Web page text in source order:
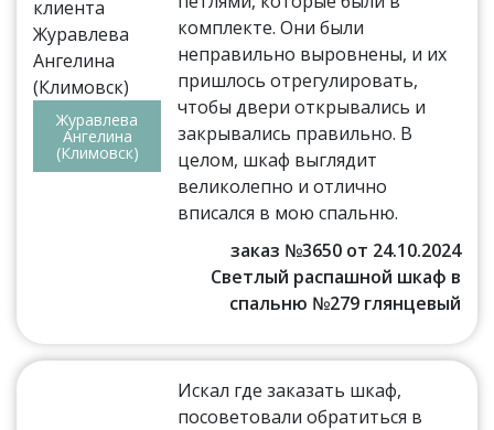
Журавлева
Ангелина
(Климовск)
комплекте. Они были
неправильно выровнены, и их
пришлось отрегулировать,
чтобы двери открывались и
закрывались правильно. В
целом, шкаф выглядит
великолепно и отлично
вписался в мою спальню.
заказ №3650 от 24.10.2024
Светлый распашной шкаф в
спальню №279 глянцевый
Искал где заказать шкаф,
посоветовали обратиться в